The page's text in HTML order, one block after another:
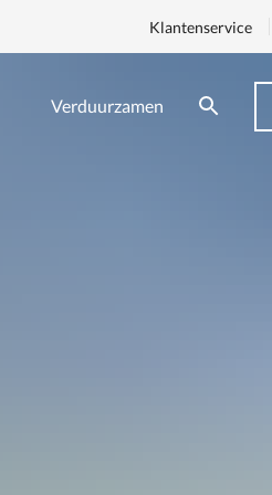
Verduurzamen
Klantenservice
Zoeken